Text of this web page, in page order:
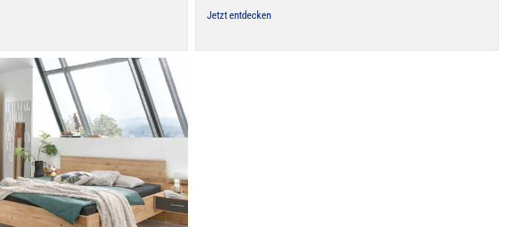
Jetzt entdecken